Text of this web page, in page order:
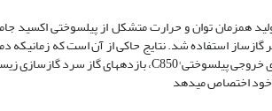
همزمان توان و حرارت متشکل از پیل­سوختی اکسید
استفاده شد. نتایج حاکی از آن است که زمانی­که
خود اختصاص می­دهد